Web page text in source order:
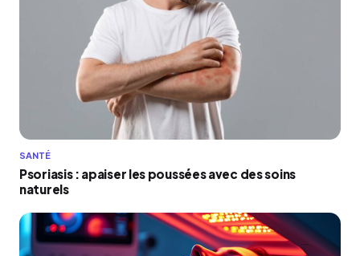
SANTÉ
Psoriasis : apaiser les poussées avec des soins
naturels